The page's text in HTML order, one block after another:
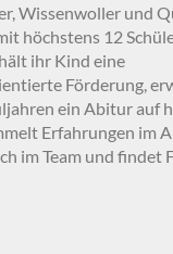
Wissenwoller und
höchstens 12
ihr Kind eine
Förderung,
ein Abitur auf
Erfahrungen im
im Team und findet